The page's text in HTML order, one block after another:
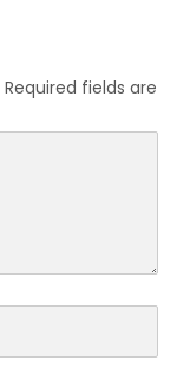
Required fields are